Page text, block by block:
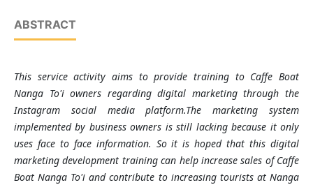
ABSTRACT
This service activity aims to provide training to Caffe Boat
Nanga To'i owners regarding digital marketing through the
Instagram social media platform.The marketing system
implemented by business owners is still lacking because it only
uses face to face information. So it is hoped that this digital
marketing development training can help increase sales of Caffe
Boat Nanga To'i and contribute to increasing tourists at Nanga